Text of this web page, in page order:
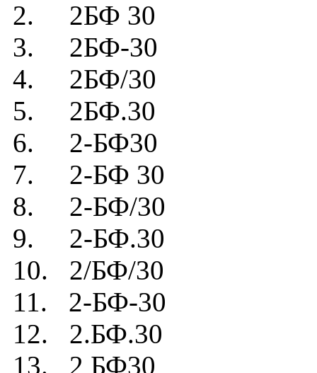
2. 2БФ 30
3. 2БФ-30
4. 2БФ/30
5. 2БФ.30
6. 2-БФ30
7. 2-БФ 30
8. 2-БФ/30
9. 2-БФ.30
10. 2/БФ/30
11. 2-БФ-30
12. 2.БФ.30
13. 2 БФ30